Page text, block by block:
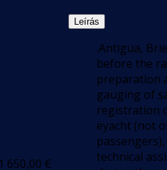
1 650,00 €
Leírás
.Antigua,
before the
preparation
gauging of
registration
eyacht (not
passengers),
technical